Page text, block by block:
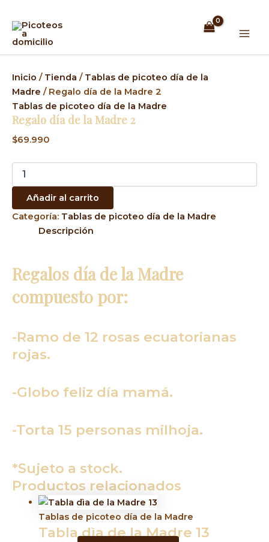
contenido
Inicio / Tienda / Tablas de picoteo día de la
Madre / Regalo día de la Madre 2
Tablas de picoteo día de la Madre
Regalo día de la Madre 2
$69.990
de
la
Madre
cantidad
Añadir al carrito
Categoría: Tablas de picoteo día de la Madre
Descripción
Regalos día de la Madre
compuesto por:
-Ramo de 12 rosas ecuatorianas
rojas.
-Globo feliz día mamá.
-Torta 15 personas milhoja.
*Sujeto a stock.
Productos relacionados
Tablas de picoteo día de la Madre
Tabla dìa de la Madre 13